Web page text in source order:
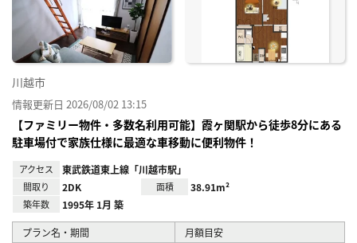
川越市
情報更新日 2026/08/02 13:15
【ファミリー物件・多数名利用可能】霞ヶ関駅から徒歩8分にある
駐車場付で家族仕様に最適な車移動に便利物件！
アクセス 東武鉄道東上線「川越市駅」
間取り 2DK 面積 38.91m²
築年数 1995年 1月 築
プラン名・期間 月額目安